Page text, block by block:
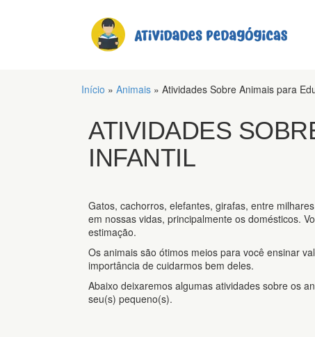
Início » Animais » Atividades Sobre Animais para
ATIVIDADES
INFANTIL
Gatos, cachorros, elefantes, girafas, entre
em nossas vidas, principalmente os domésticos.
estimação.
Os animais são ótimos meios para você ensinar
importância de cuidarmos bem deles.
Abaixo deixaremos algumas atividades sobre os
seu(s) pequeno(s).